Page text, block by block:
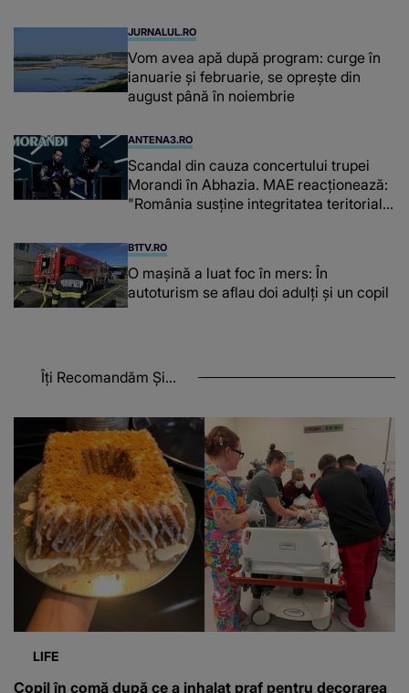
JURNALUL.RO
Vom avea apă după program: curge în
ianuarie și februarie, se oprește din
august până în noiembrie
ANTENA3.RO
Scandal din cauza concertului trupei
Morandi în Abhazia. MAE reacționează:
"România susține integritatea teritorială
B1TV.RO
O maşină a luat foc în mers: În
autoturism se aflau doi adulți și un copil
Îți Recomandăm Și...
LIFE
Copil în comă după ce a inhalat praf pentru decorarea